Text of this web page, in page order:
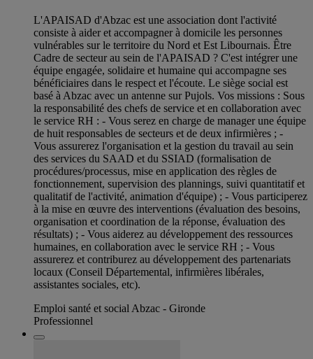
L'APAISAD d'Abzac est une association dont l'activité
consiste à aider et accompagner à domicile les personnes
vulnérables sur le territoire du Nord et Est Libournais. Être
Cadre de secteur au sein de l'APAISAD ? C'est intégrer une
équipe engagée, solidaire et humaine qui accompagne ses
bénéficiaires dans le respect et l'écoute. Le siège social est
basé à Abzac avec un antenne sur Pujols. Vos missions : Sous
la responsabilité des chefs de service et en collaboration avec
le service RH : - Vous serez en charge de manager une équipe
de huit responsables de secteurs et de deux infirmières ; -
Vous assurerez l'organisation et la gestion du travail au sein
des services du SAAD et du SSIAD (formalisation de
procédures/processus, mise en application des règles de
fonctionnement, supervision des plannings, suivi quantitatif et
qualitatif de l'activité, animation d'équipe) ; - Vous participerez
à la mise en œuvre des interventions (évaluation des besoins,
organisation et coordination de la réponse, évaluation des
résultats) ; - Vous aiderez au développement des ressources
humaines, en collaboration avec le service RH ; - Vous
assurerez et contriburez au développement des partenariats
locaux (Conseil Départemental, infirmières libérales,
assistantes sociales, etc).
Emploi santé et social Abzac - Gironde
Professionnel